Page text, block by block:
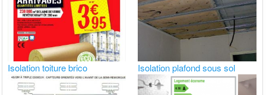
Isolation toiture brico Isolation plafond sous sol